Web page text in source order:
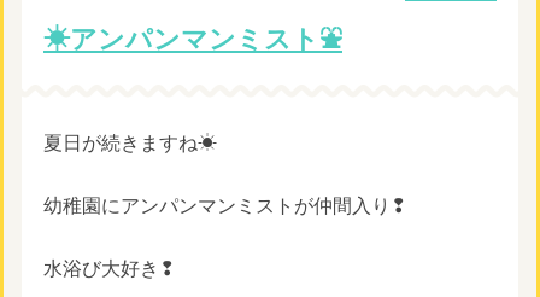
☀アンパンマンミスト⛲
夏日が続きますね☀
幼稚園にアンパンマンミストが仲間入り❢
水浴び大好き❢